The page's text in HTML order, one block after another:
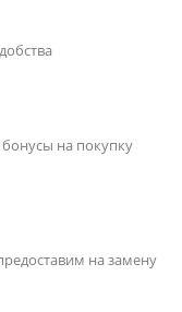
на покупку
на замену